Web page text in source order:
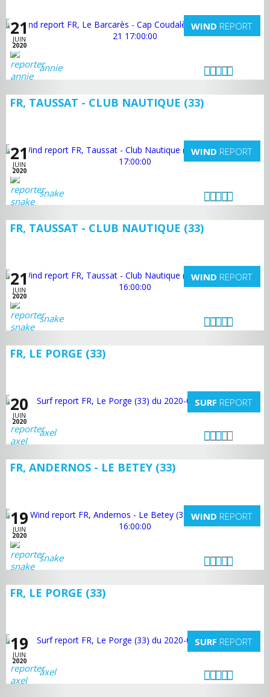
21
JUIN
2020
WIND REPORT
annie
FR, TAUSSAT - CLUB NAUTIQUE (33)
21
JUIN
2020
WIND REPORT
snake
FR, TAUSSAT - CLUB NAUTIQUE (33)
21
JUIN
2020
WIND REPORT
snake
FR, LE PORGE (33)
20
JUIN
2020
SURF REPORT
axel
FR, ANDERNOS - LE BETEY (33)
19
JUIN
2020
WIND REPORT
snake
FR, LE PORGE (33)
19
JUIN
2020
SURF REPORT
axel